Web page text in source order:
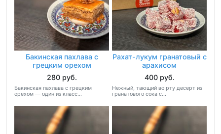
Бакинская пахлава с
грецким орехом
280 руб.
Бакинская пахлава с грецким
орехом — один из класс...
Рахат-лукум гранатовый с
арахисом
400 руб.
Нежный, тающий во рту десерт из
гранатового сока с...